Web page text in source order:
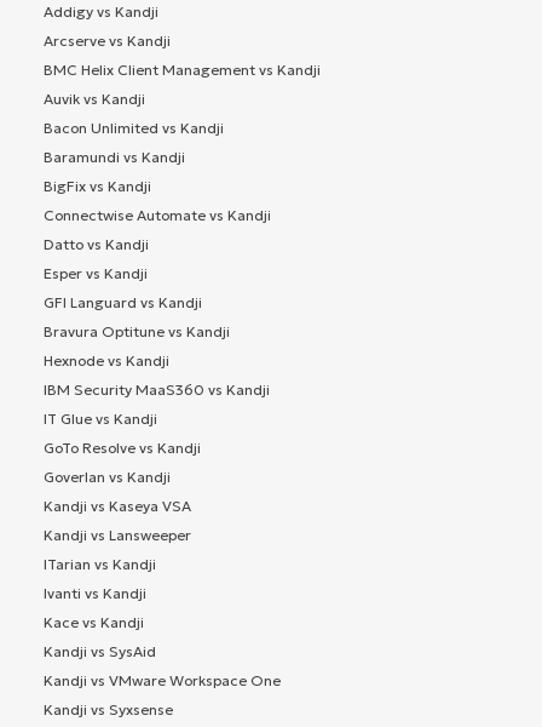
Addigy vs Kandji
Arcserve vs Kandji
BMC Helix Client Management vs Kandji
Auvik vs Kandji
Bacon Unlimited vs Kandji
Baramundi vs Kandji
BigFix vs Kandji
Connectwise Automate vs Kandji
Datto vs Kandji
Esper vs Kandji
GFI Languard vs Kandji
Bravura Optitune vs Kandji
Hexnode vs Kandji
IBM Security MaaS360 vs Kandji
IT Glue vs Kandji
GoTo Resolve vs Kandji
Goverlan vs Kandji
Kandji vs Kaseya VSA
Kandji vs Lansweeper
ITarian vs Kandji
Ivanti vs Kandji
Kace vs Kandji
Kandji vs SysAid
Kandji vs VMware Workspace One
Kandji vs Syxsense